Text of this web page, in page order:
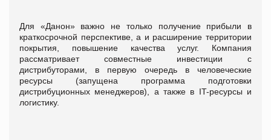
Для «Данон» важно не только получение прибыли в
краткосрочной перспективе, а и расширение территории
покрытия, повышение качества услуг. Компания
рассматривает совместные инвестиции с
дистрибуторами, в первую очередь в человеческие
ресурсы (запущена программа подготовки
дистрибуционных менеджеров), а также в IT-ресурсы и
логистику.